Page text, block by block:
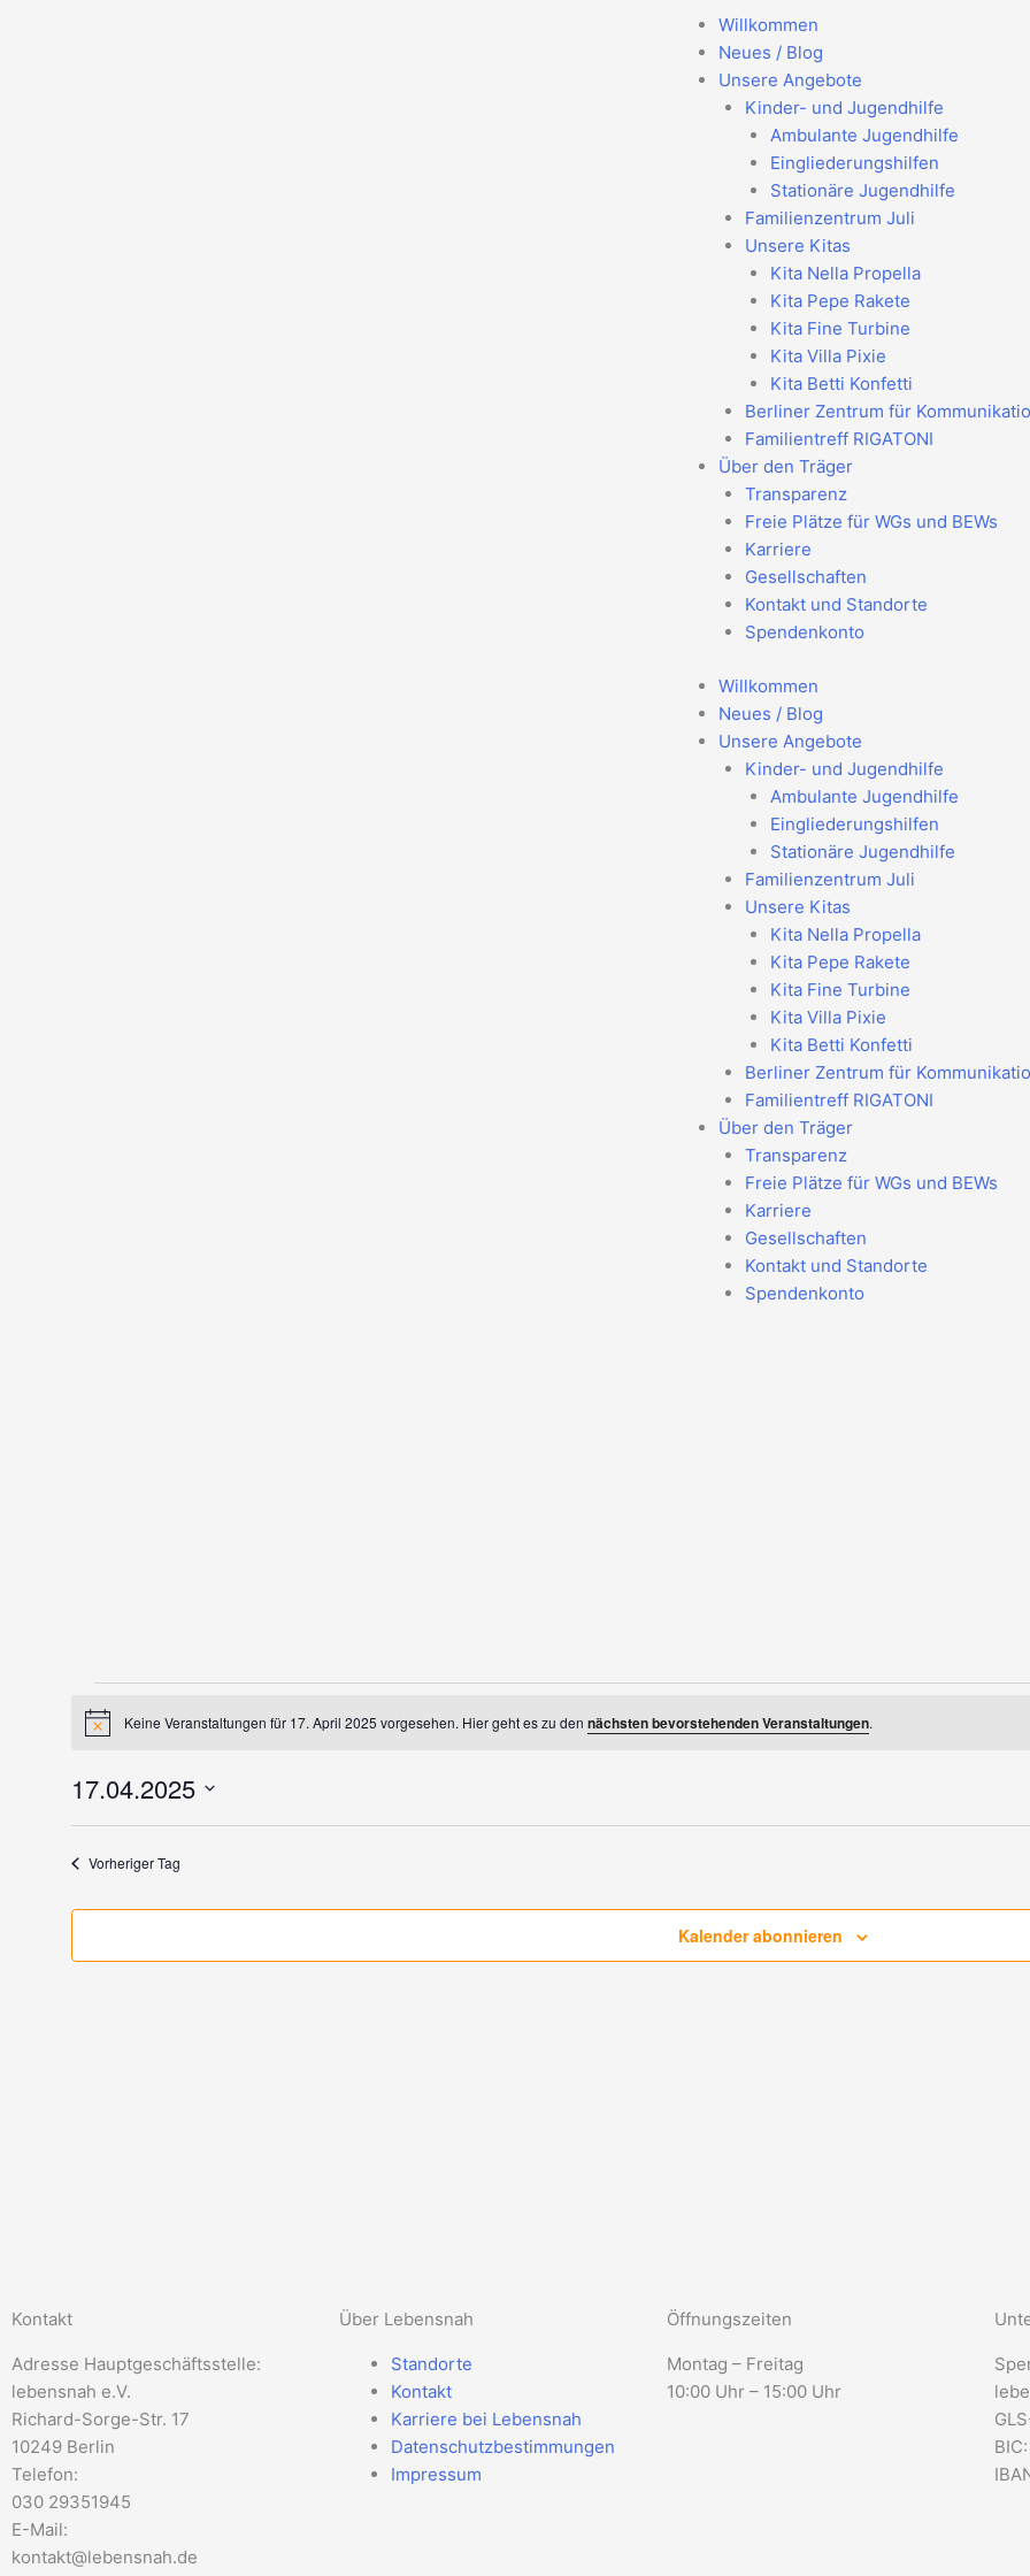
Willkommen
Neues / Blog
Unsere Angebote
Kinder- und Jugendhilfe
Ambulante Jugendhilfe
Eingliederungshilfen
Stationäre Jugendhilfe
Familienzentrum Juli
Unsere Kitas
Kita Nella Propella
Kita Pepe Rakete
Kita Fine Turbine
Kita Villa Pixie
Kita Betti Konfetti
Berliner Zentrum für
Familientreff RIGATONI
Über den Träger
Transparenz
Freie Plätze für WGs und BEWs
Karriere
Gesellschaften
Kontakt und Standorte
Spendenkonto
Willkommen
Neues / Blog
Unsere Angebote
Kinder- und Jugendhilfe
Ambulante Jugendhilfe
Eingliederungshilfen
Stationäre Jugendhilfe
Familienzentrum Juli
Unsere Kitas
Kita Nella Propella
Kita Pepe Rakete
Kita Fine Turbine
Kita Villa Pixie
Kita Betti Konfetti
Berliner Zentrum für
Familientreff RIGATONI
Über den Träger
Transparenz
Freie Plätze für WGs und BEWs
Karriere
Gesellschaften
Kontakt und Standorte
Spendenkonto
für
April
2025
HinweisKeine Veranstaltungen für 17. April 2025 vorgesehen. Hier geht es zu den nächsten bevorstehenden Veranstaltungen.
17.04.2025
Vorheriger Tag
Kalender abonnieren
Kontakt
Adresse Hauptgeschäftsstelle:
lebensnah e.V.
Richard-Sorge-Str. 17
10249 Berlin
Telefon:
030 29351945
E-Mail:
kontakt@lebensnah.de
Über Lebensnah
Standorte
Kontakt
Karriere bei Lebensnah
Datenschutzbestimmungen
Impressum
Öffnungszeiten
Montag – Freitag
10:00 Uhr – 15:00 Uhr